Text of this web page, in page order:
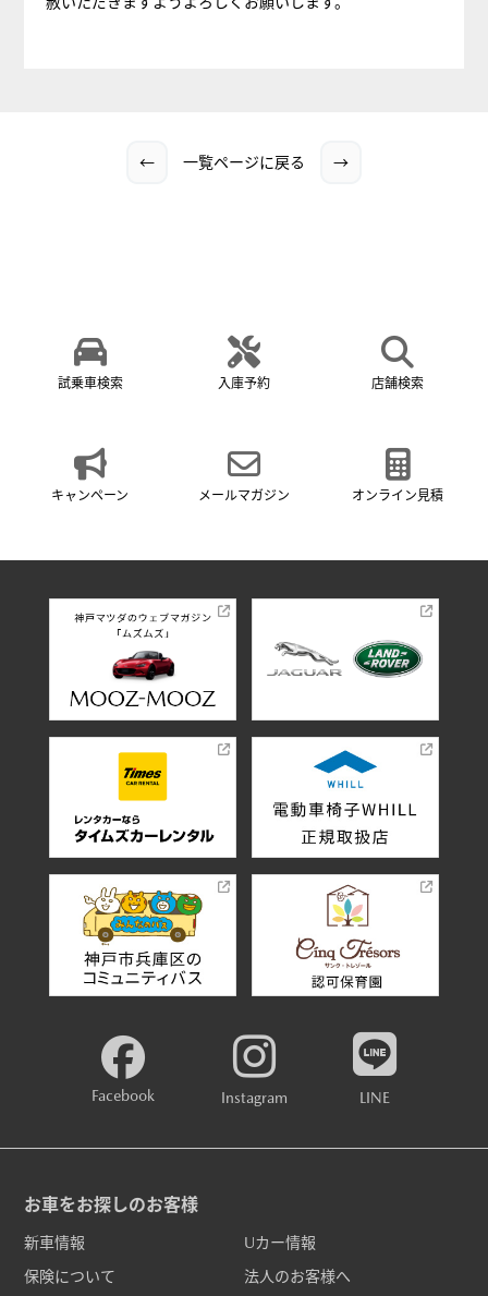
← 一覧ページに戻る →
試乗車検索 入庫予約 店舗検索
キャンペーン メールマガジン オンライン見積
Facebook Instagram LINE
お車をお探しのお客様
新車情報
Uカー情報
保険について
法人のお客様へ